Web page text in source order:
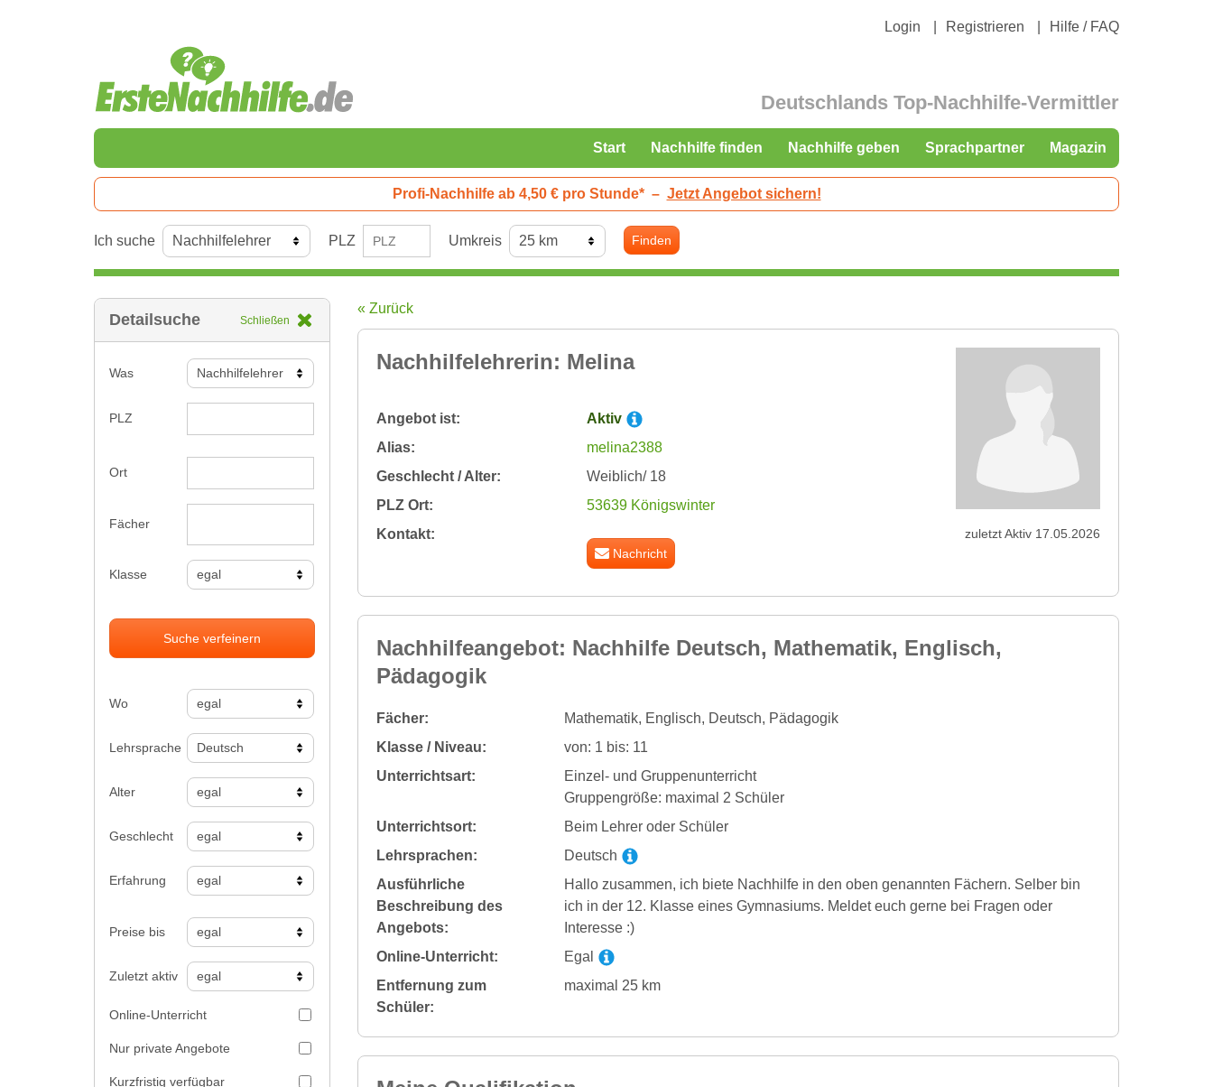
Login Registrieren Hilfe / FAQ
Deutschlands Top-Nachhilfe-Vermittler
Start Nachhilfe finden Nachhilfe geben Sprachpartner Magazin
Profi-Nachhilfe ab 4,50 € pro Stunde* – Jetzt Angebot sichern!
Ich suche PLZ Umkreis Finden
Detailsuche Schließen
Was
PLZ
Ort
Fächer
Klasse
Suche verfeinern
Wo
Lehrsprache
Alter
Geschlecht
Erfahrung
Preise bis
Zuletzt aktiv
Online-Unterricht
Nur private Angebote
Kurzfristig verfügbar
« Zurück
Nachhilfelehrerin: Melina
Angebot ist:
Aktiv
Alias:
melina2388
Geschlecht / Alter:
Weiblich/ 18
PLZ Ort:
53639 Königswinter
Kontakt:
Nachricht
zuletzt Aktiv 17.05.2026
Nachhilfeangebot: Nachhilfe Deutsch, Mathematik, Englisch,
Pädagogik
Fächer:
Mathematik, Englisch, Deutsch, Pädagogik
Klasse / Niveau:
von: 1 bis: 11
Unterrichtsart:
Einzel- und Gruppenunterricht
Gruppengröße: maximal 2 Schüler
Unterrichtsort:
Beim Lehrer oder Schüler
Lehrsprachen:
Deutsch
Ausführliche
Beschreibung des
Angebots:
Hallo zusammen, ich biete Nachhilfe in den oben genannten Fächern. Selber bin
ich in der 12. Klasse eines Gymnasiums. Meldet euch gerne bei Fragen oder
Interesse :)
Online-Unterricht:
Egal
Entfernung zum
Schüler:
maximal 25 km